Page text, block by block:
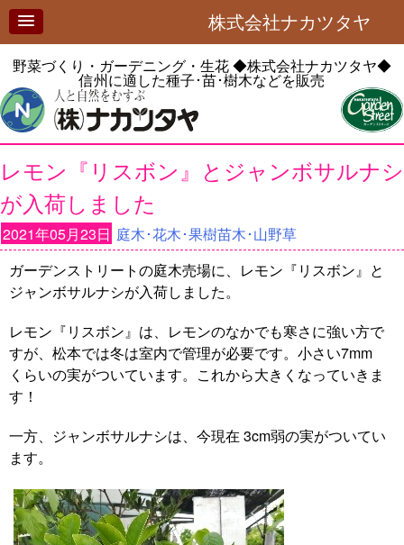
株式会社ナカツタヤ
野菜づくり・ガーデニング・生花◆株式会社ナカツタヤ◆
信州に適した種子･苗･樹木などを販売
レモン『リスボン』とジャンボサルナシ
が入荷しました
2021年05月23日 庭木･花木･果樹苗木･山野草
ガーデンストリートの庭木売場に、レモン『リスボン』と
ジャンボサルナシが入荷しました。
レモン『リスボン』は、レモンのなかでも寒さに強い方で
すが、松本では冬は室内で管理が必要です。小さい7mm
くらいの実がついています。これから大きくなっていきま
す！
一方、ジャンボサルナシは、今現在 3cm弱の実がついてい
ます。